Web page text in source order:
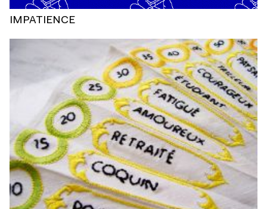
IMPATIENCE